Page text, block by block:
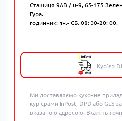
Сташиця 9AB / u-9, 65-175
Гура.
годинник: пн.- СБ. 08: 00-20: 00.
Кур'єр
Ми доставляємо кухонне
кур'єрами InPost, DPD або GLS за
вказаною адресою. Вкажіть